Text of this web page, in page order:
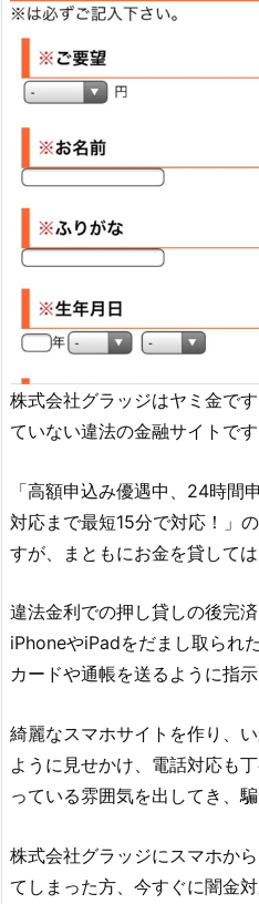
株式会社グラッジはヤミ金で
ていない違法の金融サイトです
「高額申込み優遇中、24時間
対応まで最短15分で対応！」
すが、まともにお金を貸しては
違法金利での押し貸しの後完
iPhoneやiPadをだまし取られ
カードや通帳を送るように指示
綺麗なスマホサイトを作り、
ように見せかけ、電話対応も
っている雰囲気を出してき、
株式会社グラッジにスマホか
てしまった方、今すぐに闇金